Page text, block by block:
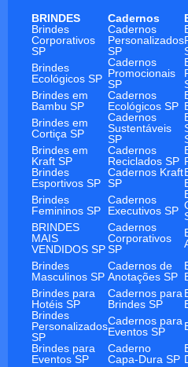
BRINDES Cadernos
Brindes
Corporativos
SP
Cadernos
Personalizados
SP
Brindes
Ecológicos SP
Cadernos
Promocionais
SP
Brindes em
Bambu SP
Cadernos
Ecológicos SP
Brindes em
Cortiça SP
Cadernos
Sustentáveis
SP
Brindes em
Kraft SP
Cadernos
Reciclados SP
Brindes
Esportivos SP
Cadernos Kraft
SP
Brindes
Femininos SP
Cadernos
Executivos SP
BRINDES
MAIS
VENDIDOS SP
Cadernos
Corporativos
SP
Brindes
Masculinos SP
Cadernos de
Anotações SP
Brindes para
Hotéis SP
Cadernos para
Brindes SP
Brindes
Personalizados
SP
Cadernos para
Eventos SP
Brindes para
Eventos SP
Caderno
Capa-Dura SP